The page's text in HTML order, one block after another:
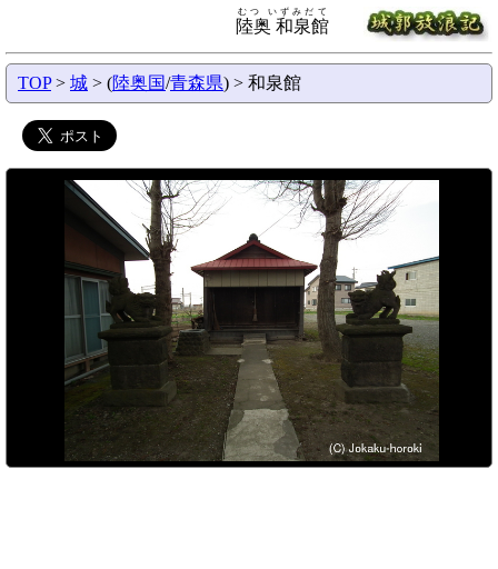
陸奥 和泉館
むつ いずみだて
TOP> 城 > (陸奥国/青森県) > 和泉館